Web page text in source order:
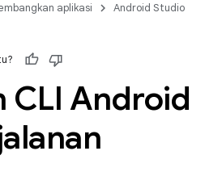
aplikasi
Android Studio
CLI Android